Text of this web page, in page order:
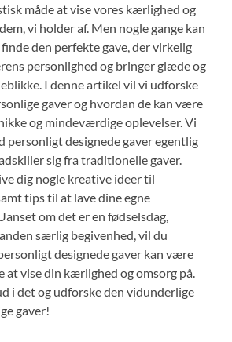
måde at vise vores kærlighed og
vi holder af. Men nogle gange kan
den perfekte gave, der virkelig
personlighed og bringer glæde og
I denne artikel vil vi udforske
gaver og hvordan de kan være
og mindeværdige oplevelser. Vi
personligt designede gaver egentlig
sig fra traditionelle gaver.
dig nogle kreative ideer til
tips til at lave dine egne
om det er en fødselsdag,
særlig begivenhed, vil du
designede gaver kan være
at vise din kærlighed og omsorg på.
i det og udforske den vidunderlige
gaver!